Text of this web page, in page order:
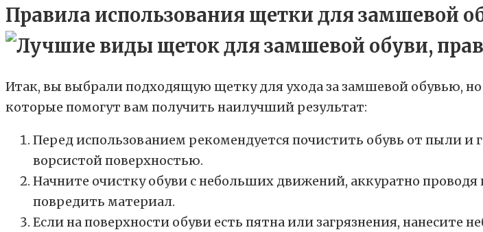
Правила использования щетки для замшевой
Итак, вы выбрали подходящую щетку для ухода за замшевой обувью,
которые помогут вам получить наилучший результат:
Перед использованием рекомендуется почистить обувь от пыли
ворсистой поверхностью.
Начните очистку обуви с небольших движений, аккуратно
повредить материал.
Если на поверхности обуви есть пятна или загрязнения,